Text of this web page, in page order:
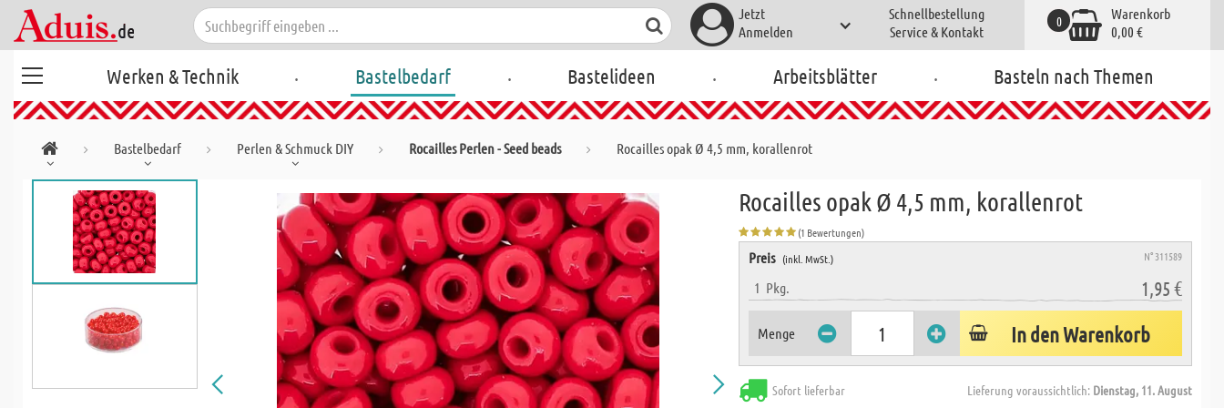
Jetzt
Anmelden
Schnellbestellung
Service & Kontakt
Warenkorb
0,00 €
0
Werken & Technik . Bastelbedarf . Bastelideen . Arbeitsblätter . Basteln nach Themen
Bastelbedarf Perlen & Schmuck DIY Rocailles Perlen - Seed beads Rocailles opak Ø 4,5 mm, korallenrot
Rocailles opak Ø 4,5 mm, korallenrot
(1 Bewertungen)
Preis (inkl. MwSt.) N° 311589
1 Pkg. 1,95 €
Menge In den Warenkorb
Sofort lieferbar Lieferung voraussichtlich: Dienstag, 11. August